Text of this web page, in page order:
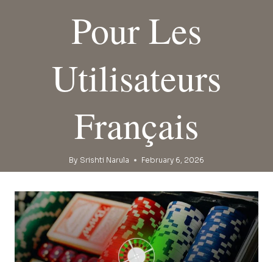
Pour Les
Utilisateurs
Français
By Srishti Narula February 6, 2026